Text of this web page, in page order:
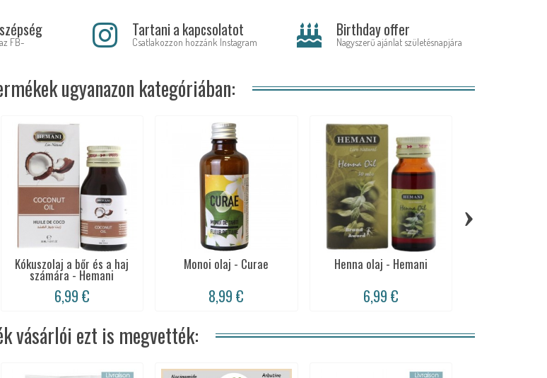
FB-
Tartani a kapcsolatot
Csatlakozzon hozzánk Instagram
Birthday offer
Nagyszerű ajánlat születésnapjára
ugyanazon kategóriában:
Kókuszolaj a bőr és a haj
számára - Hemani
6,99 €
Monoi olaj - Curae
8,99 €
Henna olaj - Hemani
6,99 €
›
vásárlói ezt is megvették: